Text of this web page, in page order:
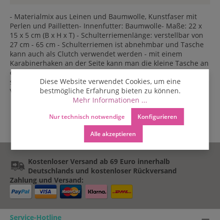
- Materialmix aus Leinen und Baumwolle, Kunstfaser mit
Perlen und Pailletten- Innenfutter: Baumwolle- Maße: 22 x
15 x 5 cm (B x H x T) - Schulterriemenlänge: verstellbar von
27 cm - 65 cm - Schulterriemen ist abnehmbar und Tasche
kann auch als Clutch verwendet werden - mit einem
Karabinerhaken an der Seite kann man die kleine Tasche an
einem Ring in der großen Shary Tasche einhaken und sie
somit diebstahlsicher in der großen Tasche machen -
Verschlussart: Reissverschluss- Faire Handarbeit aus Indien
Kostenloser Versand ab 69 Euro innerhalb
Deutschlands und kostenloser Rückversand
Zahlung und Versand:
Service-Hotline
Diese Website verwendet Cookies, um eine
bestmögliche Erfahrung bieten zu können.
Mehr Informationen ...
Nur technisch notwendige Konfigurieren
Alle akzeptieren